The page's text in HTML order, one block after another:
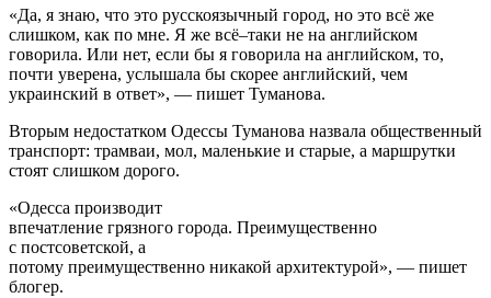
«Да, я знаю, что это русскоязычный город, но это всё же
слишком, как по мне. Я же всё–таки не на английском
говорила. Или нет, если бы я говорила на английском, то,
почти уверена, услышала бы скорее английский, чем
украинский в ответ», — пишет Туманова.
Вторым недостатком Одессы Туманова назвала общественный
транспорт: трамваи, мол, маленькие и старые, а маршрутки
стоят слишком дорого.
«Одесса производит
впечатление грязного города. Преимущественно
c постсоветской, а
потому преимущественно никакой архитектурой», — пишет
блогер.